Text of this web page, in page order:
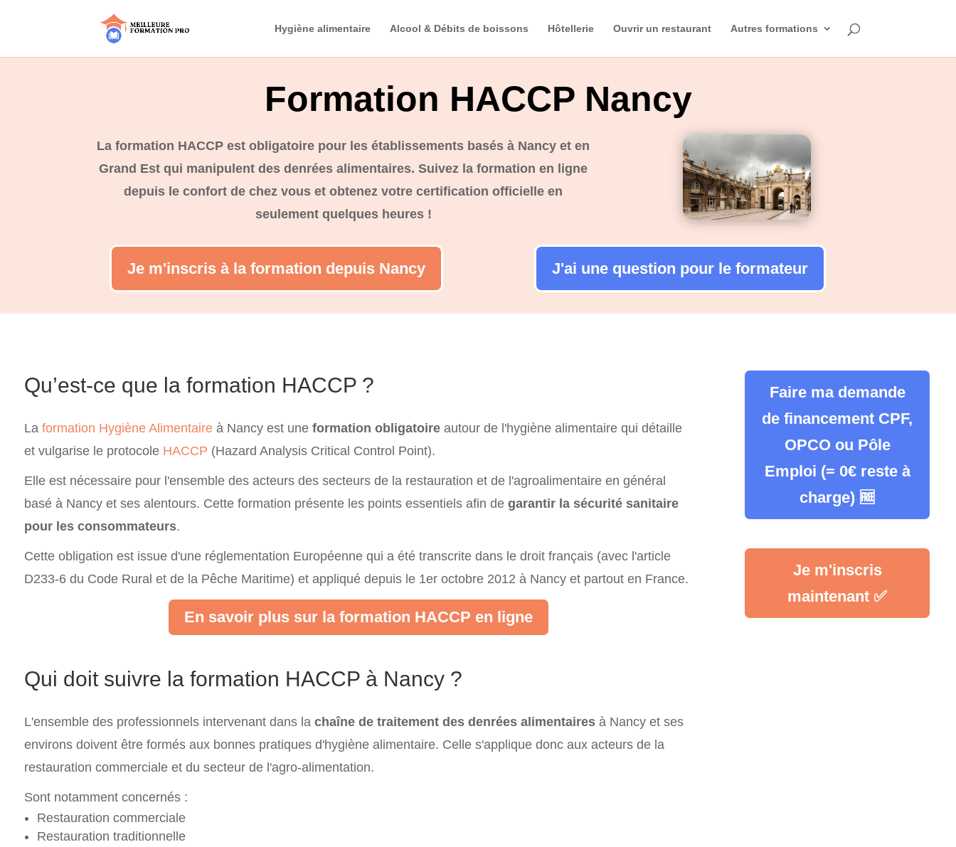
Hygiène alimentaire Alcool & Débits de boissons Hôtellerie Ouvrir un restaurant Autres formations
Formation HACCP Nancy
La formation HACCP est obligatoire pour les établissements basés à Nancy et en
Grand Est qui manipulent des denrées alimentaires. Suivez la formation en ligne
depuis le confort de chez vous et obtenez votre certification officielle en
seulement quelques heures !
Je m'inscris à la formation depuis Nancy J'ai une question pour le formateur
Qu’est-ce que la formation HACCP ?
La formation Hygiène Alimentaireà Nancy est une formation obligatoireautour de l'hygiène alimentaire qui détaille
et vulgarise le protocole HACCP (Hazard Analysis Critical Control Point).
Elle est nécessaire pour l'ensemble des acteurs des secteurs de la restauration et de l'agroalimentaire en général
basé à Nancy et ses alentours. Cette formation présente les points essentiels afin de garantir la sécurité sanitaire
pour les consommateurs.
Cette obligation est issue d'une réglementation Européenne qui a été transcrite dans le droit français (avec l'article
D233-6 du Code Rural et de la Pêche Maritime) et appliqué depuis le 1er octobre 2012 à Nancy et partout en France.
En savoir plus sur la formation HACCP en ligne
Qui doit suivre la formation HACCP à Nancy ?
L'ensemble des professionnels intervenant dans la chaîne de traitement des denrées alimentairesà Nancy et ses
environs doivent être formés aux bonnes pratiques d'hygiène alimentaire. Celle s'applique donc aux acteurs de la
restauration commerciale et du secteur de l'agro-alimentation.
Sont notamment concernés :
Restauration commerciale
Restauration traditionnelle
Faire ma demande
de financement CPF,
OPCO ou Pôle
Emploi (= 0€ reste à
charge) 🆓
Je m'inscris
maintenant ✅